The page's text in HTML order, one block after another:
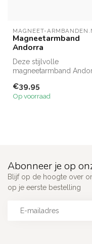
MAGNEET-
Magneetarmband
Andorra
Deze stijlvolle
magneetarmband
prachtige kwaliteit st...
€39,95
Op voorraad
Abonneer je op
Blijf op de hoogte over
op je eerste bestelling